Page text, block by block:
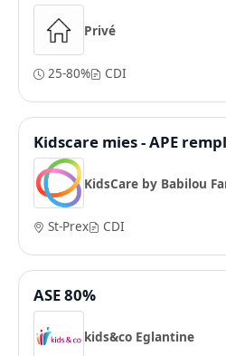
Privé
25-80% CDI
Kidscare mies - APE
KidsCare by Babilou
St-Prex CDI
ASE 80%
kids&co Eglantine